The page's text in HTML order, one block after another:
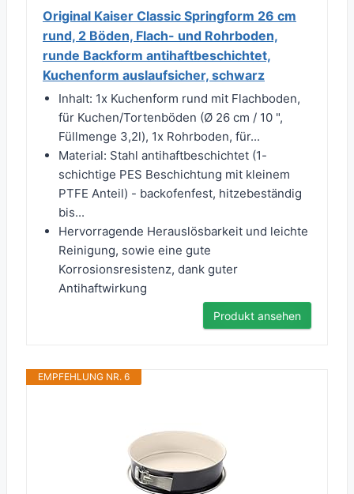
Original Kaiser Classic Springform 26 cm
rund, 2 Böden, Flach- und Rohrboden,
runde Backform antihaftbeschichtet,
Kuchenform auslaufsicher, schwarz
Inhalt: 1x Kuchenform rund mit Flachboden,
für Kuchen/Tortenböden (Ø 26 cm / 10 ",
Füllmenge 3,2l), 1x Rohrboden, für...
Material: Stahl antihaftbeschichtet (1-
schichtige PES Beschichtung mit kleinem
PTFE Anteil) - backofenfest, hitzebeständig
bis...
Hervorragende Herauslösbarkeit und leichte
Reinigung, sowie eine gute
Korrosionsresistenz, dank guter
Antihaftwirkung
Produkt ansehen
EMPFEHLUNG NR. 6